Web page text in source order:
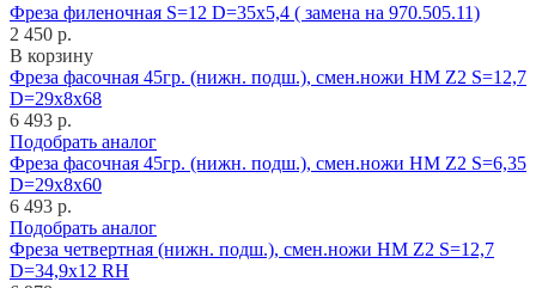
Фреза филеночная S=12 D=35x5,4 ( замена на 970.505.11)
2 450 р.
В корзину
Фреза фасочная 45гр. (нижн. подш.), смен.ножи HM Z2 S=12,7
D=29x8x68
6 493 р.
Подобрать аналог
Фреза фасочная 45гр. (нижн. подш.), смен.ножи HM Z2 S=6,35
D=29x8x60
6 493 р.
Подобрать аналог
Фреза четвертная (нижн. подш.), смен.ножи HM Z2 S=12,7
D=34,9x12 RH